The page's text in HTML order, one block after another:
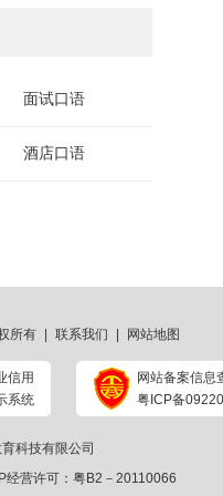
面试口语
酒店口语
所有 联系我们 网站地图
信用
系统
网站备案信息
粤ICP备
科技有限公司
经营许可：粤B2－20110066